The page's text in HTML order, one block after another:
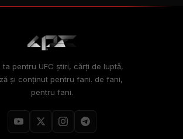
ta pentru UFC știri, cărți de luptă,
și conținut pentru fani. de fani,
pentru fani.